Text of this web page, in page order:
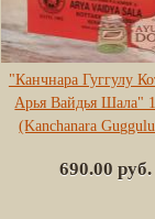
"Канчнара Гуггулу
Арья Вайдья Шала"
(Kanchanara
690.00 руб.